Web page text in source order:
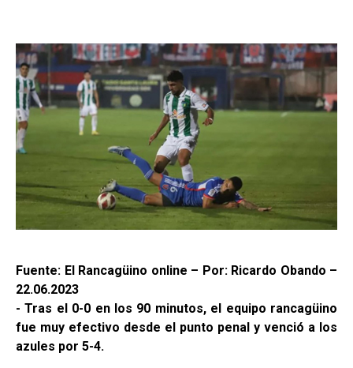
Fuente: El Rancagüino online – Por: Ricardo Obando –
22.06.2023
- Tras el 0-0 en los 90 minutos, el equipo rancagüino
fue muy efectivo desde el punto penal y venció a los
azules por 5-4.